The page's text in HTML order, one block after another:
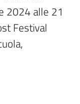
2024 alle 21
Festival